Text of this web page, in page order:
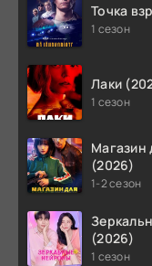
Точка
1 сезон
Лаки
1 сезон
Магазин
(2026)
1-2 сезон
(2026)
1 сезон